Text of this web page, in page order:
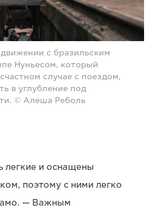
с бразильским
Нуньесом, который
случае с поездом,
в углубление под
© Алеша Реболь
легкие и оснащены
поэтому с ними легко
— Важным